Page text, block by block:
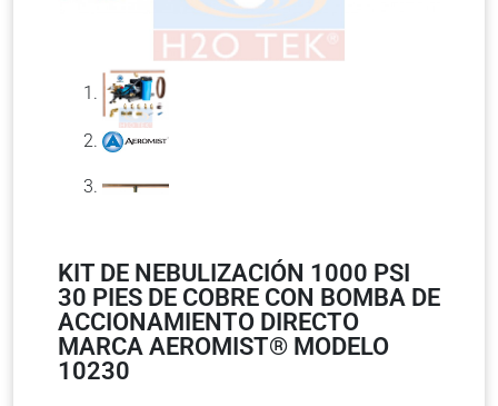
KIT DE NEBULIZACIÓN 1000 PSI
30 PIES DE COBRE CON BOMBA DE
ACCIONAMIENTO DIRECTO
MARCA AEROMIST® MODELO
10230